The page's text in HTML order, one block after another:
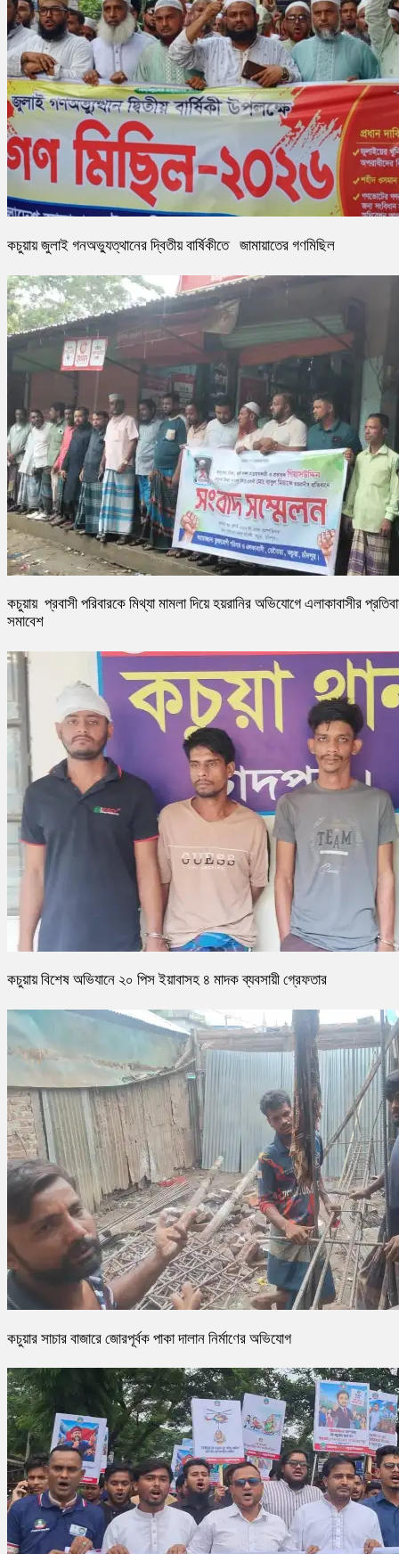
কচুয়ায় জুলাই গনঅভ্যুত্থানের দ্বিতীয় বার্ষিকীতে জামায়াতের গণমিছিল
কচুয়ায় প্রবাসী পরিবারকে মিথ্যা মামলা দিয়ে হয়রানির অভিযোগে এলাকাবাসীর
সমাবেশ
কচুয়ায় বিশেষ অভিযানে ২০ পিস ইয়াবাসহ ৪ মাদক ব্যবসায়ী গ্রেফতার
কচুয়ার সাচার বাজারে জোরপূর্বক পাকা দালান নির্মাণের অভিযোগ